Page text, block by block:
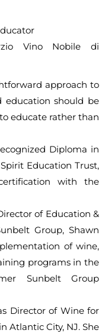
Vino Nobile di
approach to
education should be
educate rather than
Diploma in
Education Trust,
with the
of Education &
Group, Shawn
of wine,
programs in the
Sunbelt Group
Director of Wine for
Atlantic City, NJ. She